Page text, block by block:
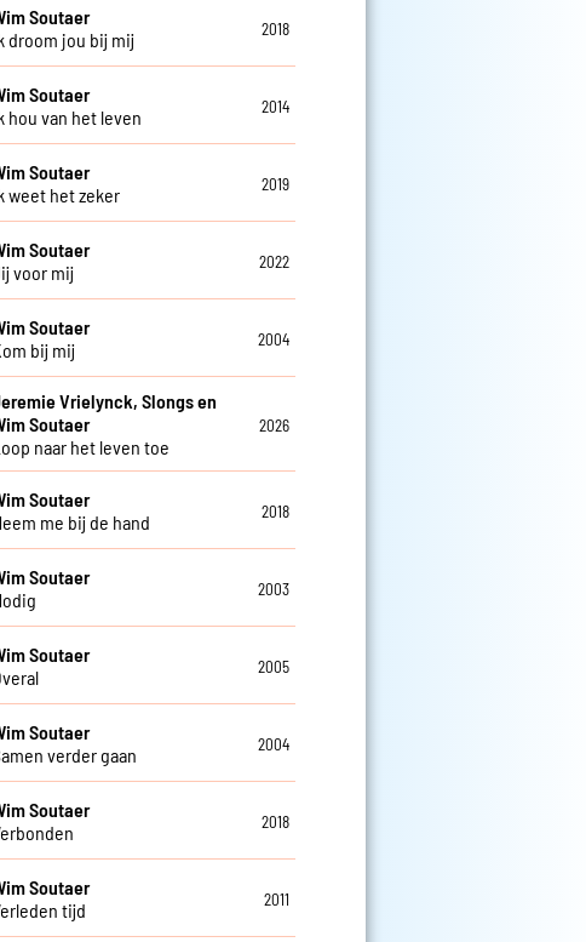
Soutaer
droom jou bij mij
2018
Soutaer
hou van het leven
2014
Soutaer
weet het zeker
2019
Soutaer
voor mij
2022
Soutaer
bij mij
2004
Vrielynck, Slongs en
Soutaer
naar het leven toe
2026
Soutaer
me bij de hand
2018
Soutaer
2003
Soutaer
2005
Soutaer
verder gaan
2004
Soutaer
2018
Soutaer
tijd
2011